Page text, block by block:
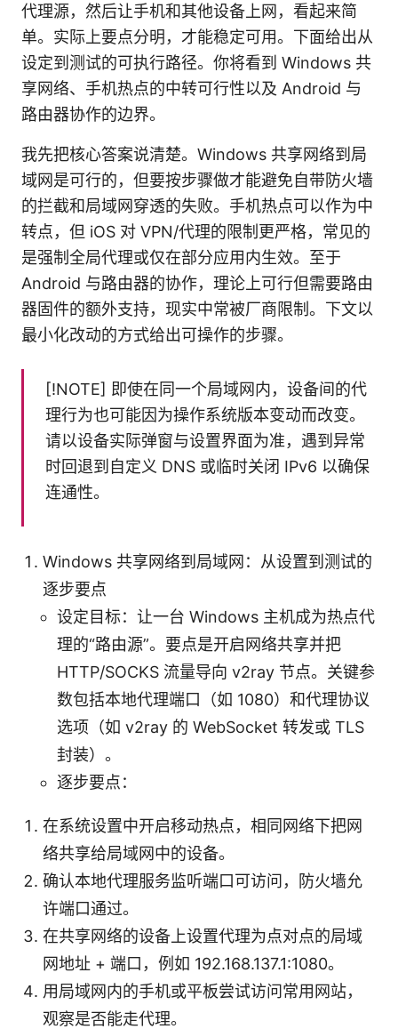
代理源，然后让手机和其他设备上网，看起来简
单。实际上要点分明，才能稳定可用。下面给出从
设定到测试的可执行路径。你将看到 Windows 共
享网络、手机热点的中转可行性以及 Android 与
路由器协作的边界。
我先把核心答案说清楚。Windows 共享网络到局
域网是可行的，但要按步骤做才能避免自带防火墙
的拦截和局域网穿透的失败。手机热点可以作为中
转点，但 iOS 对 VPN/代理的限制更严格，常见的
是强制全局代理或仅在部分应用内生效。至于
Android 与路由器的协作，理论上可行但需要路由
器固件的额外支持，现实中常被厂商限制。下文以
最小化改动的方式给出可操作的步骤。
[!NOTE] 即使在同一个局域网内，设备间的代
理行为也可能因为操作系统版本变动而改变。
请以设备实际弹窗与设置界面为准，遇到异常
时回退到自定义 DNS 或临时关闭 IPv6 以确保
连通性。
Windows 共享网络到局域网：从设置到测试的
逐步要点
设定目标：让一台 Windows 主机成为热点代
理的“路由源”。要点是开启网络共享并把
HTTP/SOCKS 流量导向 v2ray 节点。关键参
数包括本地代理端口（如 1080）和代理协议
选项（如 v2ray 的 WebSocket 转发或 TLS
封装）。
逐步要点：
在系统设置中开启移动热点，相同网络下把网
络共享给局域网中的设备。
确认本地代理服务监听端口可访问，防火墙允
许端口通过。
在共享网络的设备上设置代理为点对点的局域
网地址 + 端口，例如 192.168.137.1:1080。
用局域网内的手机或平板尝试访问常用网站，
观察是否能走代理。